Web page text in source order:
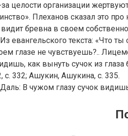
за целости организации
Плеханов сказал это
бревна в своем
евангельского текста: «Что ты
глазе не чувствуешь?..
как вынуть сучок из
с. 332; Ашукин, Ашукина, с. 335.
В чужом глазу сучок